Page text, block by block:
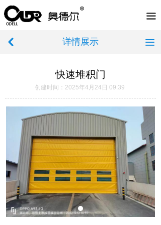
끀
首页
荣誉资质
新闻中心
在线留言
联系我们
快速堆积门
创建时间： 2025年4月24日 09:39
낒 끀
详情展示